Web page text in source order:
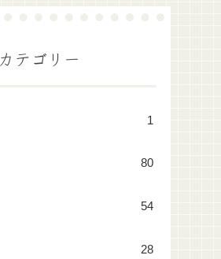
カテゴリー
1
80
54
28